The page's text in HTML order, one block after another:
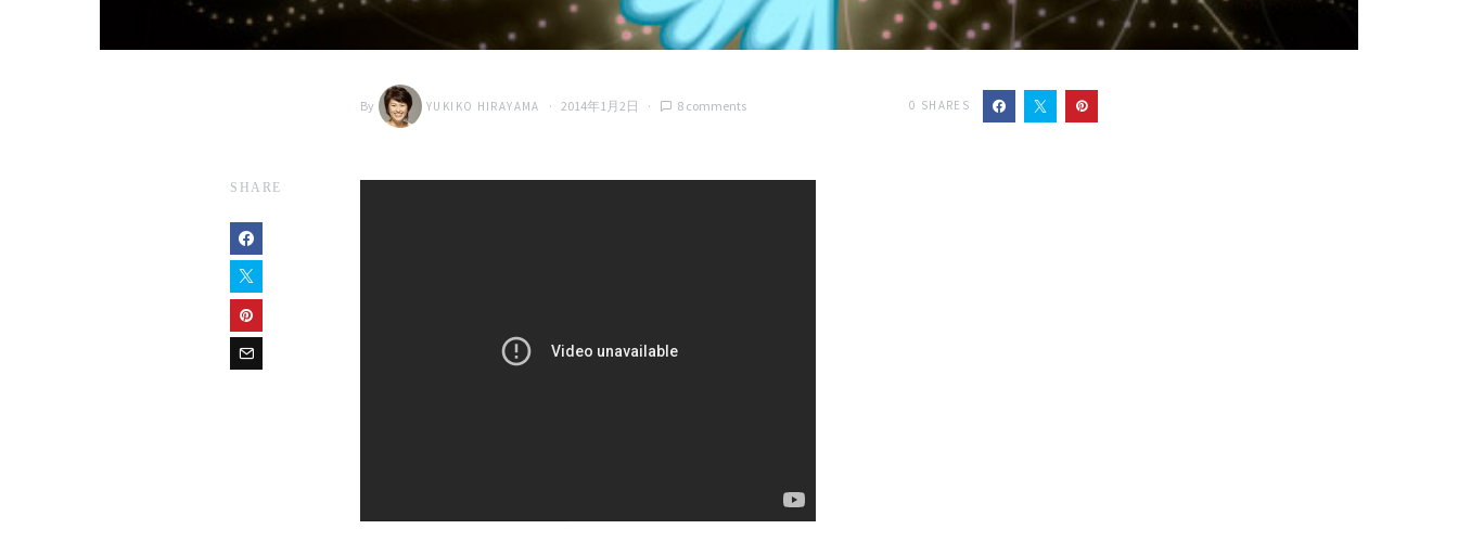
By YUKIKO HIRAYAMA 2014年1月2日 8 comments 0 SHARES
SHARE